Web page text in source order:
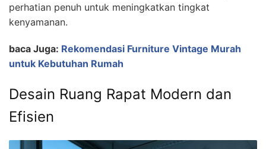
perhatian penuh untuk meningkatkan tingkat
kenyamanan.
baca Juga: Rekomendasi Furniture Vintage Murah
untuk Kebutuhan Rumah
Desain Ruang Rapat Modern dan
Efisien